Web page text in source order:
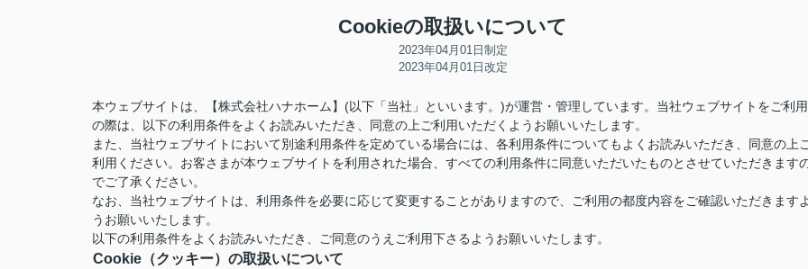
Cookieの取扱いについて
2023年04月01日制定
2023年04月01日改定
本ウェブサイトは、【株式会社ハナホーム】(以下「当社」といいます。)が運営・管理しています。当社ウェブサイトをご利用
の際は、以下の利用条件をよくお読みいただき、同意の上ご利用いただくようお願いいたします。
また、当社ウェブサイトにおいて別途利用条件を定めている場合には、各利用条件についてもよくお読みいただき、同意の上
利用ください。お客さまが本ウェブサイトを利用された場合、すべての利用条件に同意いただいたものとさせていただきます
でご了承ください。
なお、当社ウェブサイトは、利用条件を必要に応じて変更することがありますので、ご利用の都度内容をご確認いただきますよ
うお願いいたします。
以下の利用条件をよくお読みいただき、ご同意のうえご利用下さるようお願いいたします。
Cookie（クッキー）の取扱いについて